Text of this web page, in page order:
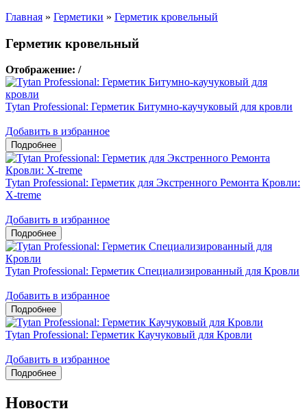
Главная » Герметики » Герметик кровельный
Герметик кровельный
Отображение: /
Tytan Professional: Герметик Битумно-каучуковый для кровли
Добавить в избранное
Tytan Professional: Герметик для Экстренного Ремонта Кровли:
X-treme
Добавить в избранное
Tytan Professional: Герметик Специализированный для Кровли
Добавить в избранное
Tytan Professional: Герметик Каучуковый для Кровли
Добавить в избранное
Новости